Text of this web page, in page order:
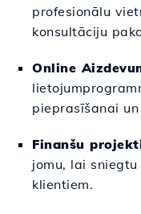
profesionālu
konsultāciju
Online
pieprasīšanai
Finanšu
jomu, lai
klientiem.